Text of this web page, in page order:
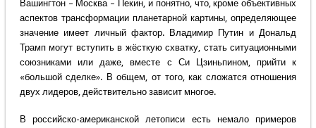
Вашингтон – Москва – Пекин, и понятно, что, кроме объективных
аспектов трансформации планетарной картины, определяющее
значение имеет личный фактор. Владимир Путин и Дональд
Трамп могут вступить в жёсткую схватку, стать ситуационными
союзниками или даже, вместе с Си Цзиньпином, прийти к
«большой сделке». В общем, от того, как сложатся отношения
двух лидеров, действительно зависит многое.
В российско-американской летописи есть немало примеров